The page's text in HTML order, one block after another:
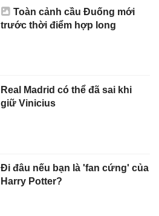
Toàn cảnh cầu Đuống mới
trước thời điểm hợp long
Real Madrid có thể đã sai khi
giữ Vinicius
Đi đâu nếu bạn là 'fan cứng' của
Harry Potter?